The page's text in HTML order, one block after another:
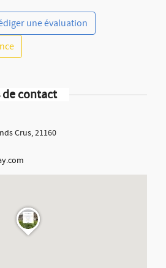
une évaluation
contact
Crus, 21160